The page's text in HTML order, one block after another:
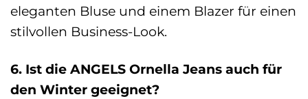
eleganten Bluse und einem Blazer für einen
stilvollen Business-Look.
6. Ist die ANGELS Ornella Jeans auch für
den Winter geeignet?